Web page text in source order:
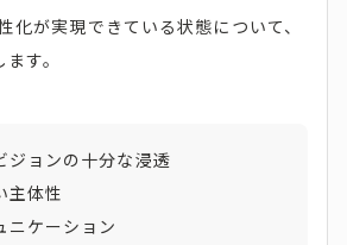
化が実現できている状態について、
す。
ジョンの十分な浸透
主体性
ニケーション